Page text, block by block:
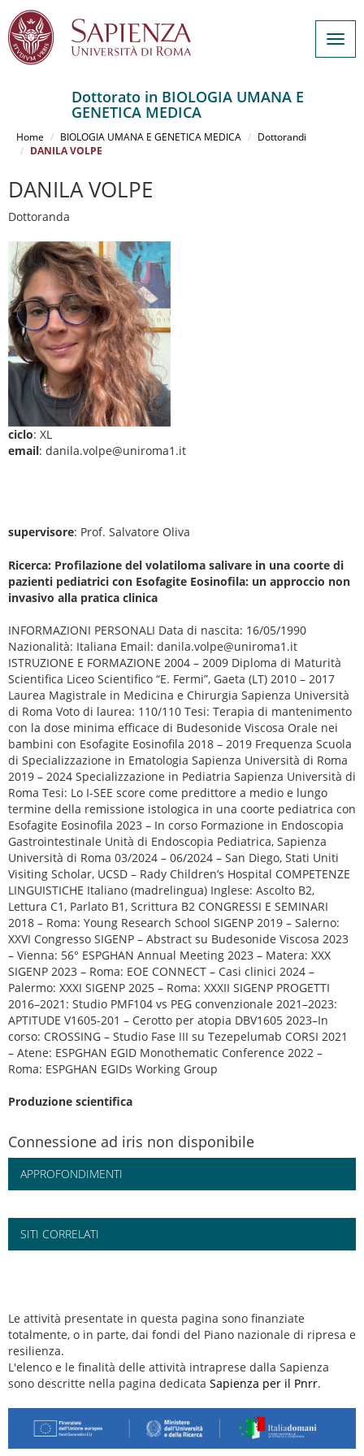
contenuto
Dottorato in BIOLOGIA UMANA E
GENETICA MEDICA
Home BIOLOGIA UMANA E GENETICA MEDICA
Dottorandi
DANILA VOLPE
DANILA VOLPE
Dottoranda
ciclo: XL
email: danila.volpe@uniroma1.it
supervisore: Prof. Salvatore Oliva
Ricerca: Profilazione del volatiloma salivare in una coorte di
pazienti pediatrici con Esofagite Eosinofila: un approccio non
invasivo alla pratica clinica
INFORMAZIONI PERSONALI Data di nascita: 16/05/1990
Nazionalità: Italiana Email: danila.volpe@uniroma1.it
ISTRUZIONE E FORMAZIONE 2004 – 2009 Diploma di Maturità
Scientifica Liceo Scientifico “E. Fermi”, Gaeta (LT) 2010 – 2017
Laurea Magistrale in Medicina e Chirurgia Sapienza Università
di Roma Voto di laurea: 110/110 Tesi: Terapia di mantenimento
con la dose minima efficace di Budesonide Viscosa Orale nei
bambini con Esofagite Eosinofila 2018 – 2019 Frequenza Scuola
di Specializzazione in Ematologia Sapienza Università di Roma
2019 – 2024 Specializzazione in Pediatria Sapienza Università di
Roma Tesi: Lo I-SEE score come predittore a medio e lungo
termine della remissione istologica in una coorte pediatrica con
Esofagite Eosinofila 2023 – In corso Formazione in Endoscopia
Gastrointestinale Unità di Endoscopia Pediatrica, Sapienza
Università di Roma 03/2024 – 06/2024 – San Diego, Stati Uniti
Visiting Scholar, UCSD – Rady Children’s Hospital COMPETENZE
LINGUISTICHE Italiano (madrelingua) Inglese: Ascolto B2,
Lettura C1, Parlato B1, Scrittura B2 CONGRESSI E SEMINARI
2018 – Roma: Young Research School SIGENP 2019 – Salerno:
XXVI Congresso SIGENP – Abstract su Budesonide Viscosa 2023
– Vienna: 56° ESPGHAN Annual Meeting 2023 – Matera: XXX
SIGENP 2023 – Roma: EOE CONNECT – Casi clinici 2024 –
Palermo: XXXI SIGENP 2025 – Roma: XXXII SIGENP PROGETTI
2016–2021: Studio PMF104 vs PEG convenzionale 2021–2023:
APTITUDE V1605-201 – Cerotto per atopia DBV1605 2023–In
corso: CROSSING – Studio Fase III su Tezepelumab CORSI 2021
– Atene: ESPGHAN EGID Monothematic Conference 2022 –
Roma: ESPGHAN EGIDs Working Group
Produzione scientifica
Connessione ad iris non disponibile
APPROFONDIMENTI
SITI CORRELATI
Le attività presentate in questa pagina sono finanziate
totalmente, o in parte, dai fondi del Piano nazionale di ripresa e
resilienza.
L'elenco e le finalità delle attività intraprese dalla Sapienza
sono descritte nella pagina dedicata Sapienza per il Pnrr.